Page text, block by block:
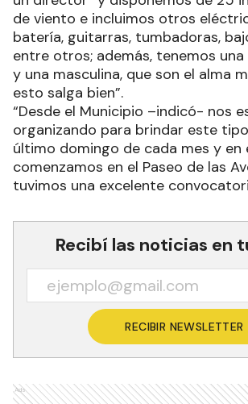
de viento e incluimos otros
batería, guitarras, tumbadoras,
entre otros; además, tenemos una
y una masculina, que son el alma
esto salga bien”.
“Desde el Municipio –indicó- nos
organizando para brindar este
último domingo de cada mes y en
comenzamos en el Paseo de las
tuvimos una excelente
Recibí las noticias en
RECIBIR NEWSLETTER
Ads